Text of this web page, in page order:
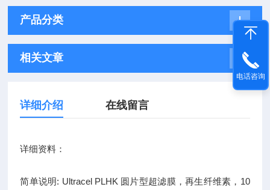
产品分类
相关文章
详细介绍 在线留言
详细资料：
简单说明: Ultracel PLHK 圆片型超滤膜，再生纤维素，10
电话咨询